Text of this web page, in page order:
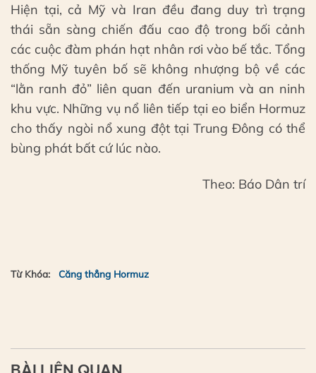
Hiện tại, cả Mỹ và Iran đều đang duy trì trạng
thái sẵn sàng chiến đấu cao độ trong bối cảnh
các cuộc đàm phán hạt nhân rơi vào bế tắc. Tổng
thống Mỹ tuyên bố sẽ không nhượng bộ về các
“lằn ranh đỏ” liên quan đến uranium và an ninh
khu vực. Những vụ nổ liên tiếp tại eo biển Hormuz
cho thấy ngòi nổ xung đột tại Trung Đông có thể
bùng phát bất cứ lúc nào.
Theo: Báo Dân trí
Từ Khóa: Căng thẳng Hormuz